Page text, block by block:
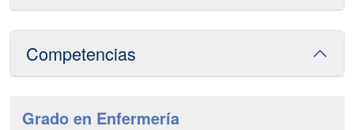
Competencias
Grado en Enfermería